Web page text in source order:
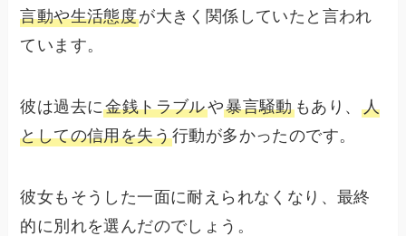
言動や生活態度が大きく関係していたと言われ
ています。
彼は過去に金銭トラブルや暴言騒動もあり、 人
としての信用を失う行動が多かったのです。
彼女もそうした一面に耐えられなくなり、最終
的に別れを選んだのでしょう。